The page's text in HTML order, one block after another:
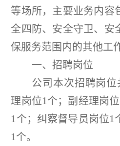
等场所，主要业务内容
全四防、安全守卫、安
保服务范围内的其他工
一、招聘岗位
公司本次招聘岗位
理岗位1 个；副经理岗位
1 个；纠察督导员岗位1
1 个。